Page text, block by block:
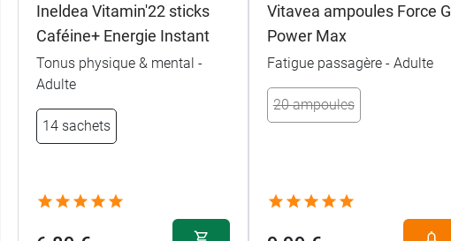
Ineldea Vitamin'22 sticks
Caféine+ Energie Instant
Tonus physique & mental -
Adulte
14 sachets
Vitavea ampoules Force G
Power Max
Fatigue passagère - Adulte
20 ampoules